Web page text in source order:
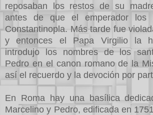
reposaban los restos de su
antes de que el emperador los
Constantinopla. Más tarde fue
y entonces el Papa Virgilio la
introdujo los nombres de los
Pedro en el canon romano de la
así el recuerdo y la devoción por
En Roma hay una basílica
Marcelino y Pedro, edificada en